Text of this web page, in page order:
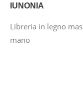
IUNONIA
Libreria in legno
mano